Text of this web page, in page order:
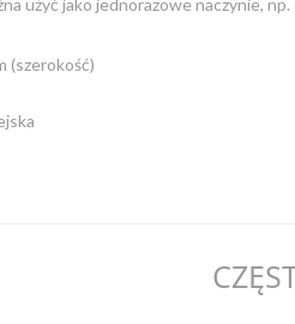
(szerokość)